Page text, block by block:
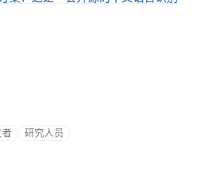
者 研究人员